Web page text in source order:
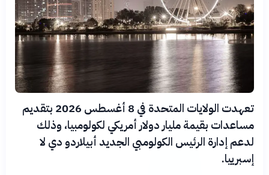
تعهدت الولايات المتحدة في 8 أغسطس 2026 بتقديم
مساعدات بقيمة مليار دولار أمريكي لكولومبيا، وذلك
لدعم إدارة الرئيس الكولومبي الجديد أبيلاردو دي لا
إسبرييا.